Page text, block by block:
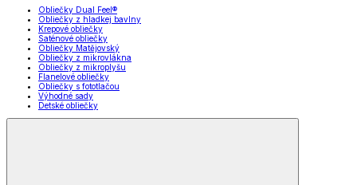
Obliečky Dual Feel®
Obliečky z hladkej bavlny
Krepové obliečky
Saténové obliečky
Obliečky Matějovský
Obliečky z mikrovlákna
Obliečky z mikroplyšu
Flanelové obliečky
Obliečky s fototlačou
Výhodné sady
Detské obliečky